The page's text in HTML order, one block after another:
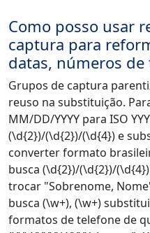
Como posso usar
captura para
datas, números
Grupos de captura
reuso na substituição.
MM/DD/YYYY para ISO
(\d{2})/(\d{2})/(\d{4}) e
converter formato
busca (\d{2})/(\d{2})/
trocar "Sobrenome,
busca (\w+), (\w+)
formatos de telefone de